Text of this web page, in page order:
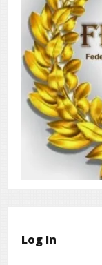
Log In